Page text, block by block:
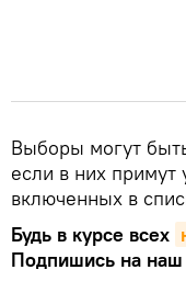
Выборы могут
если в них примут
включенных в
Будь в курсе всех
Подпишись на наш